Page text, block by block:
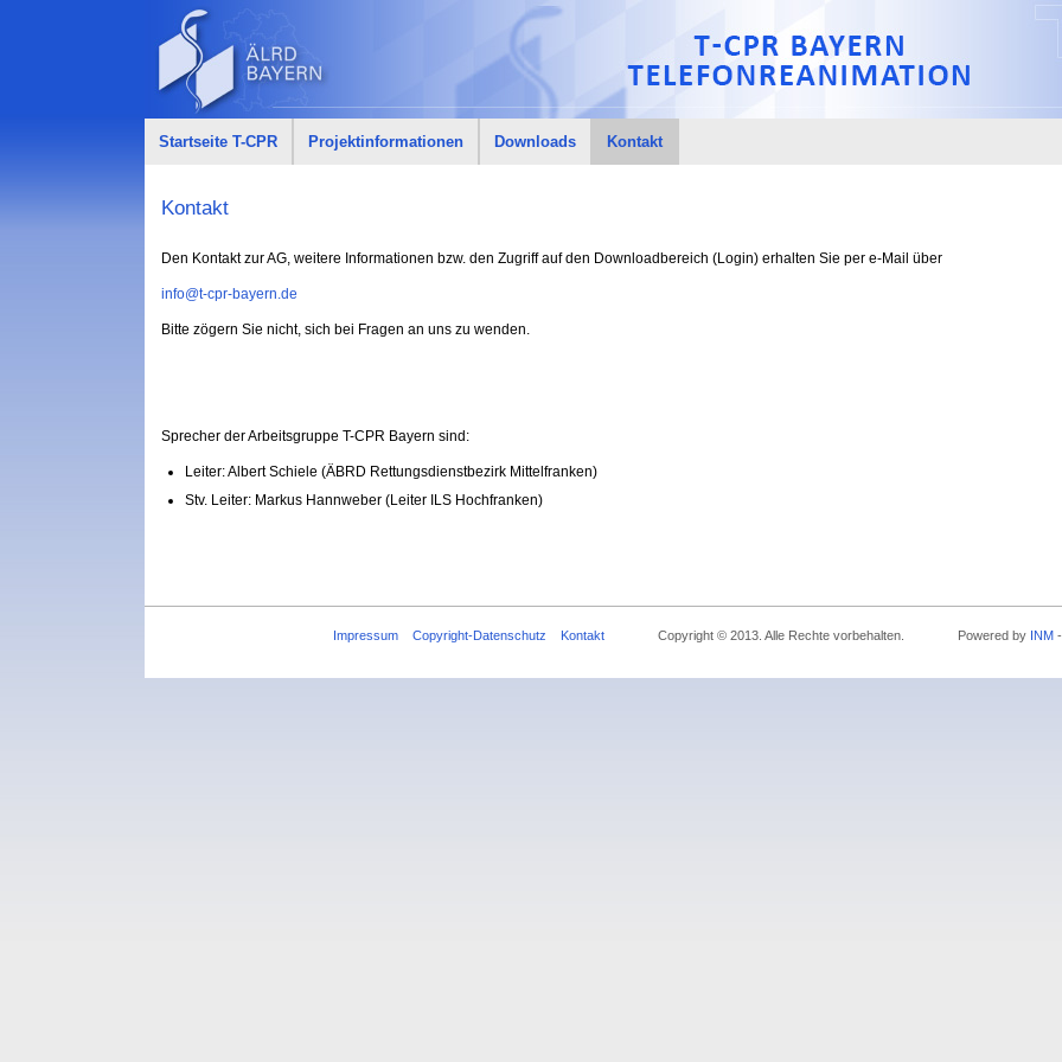
Startseite T-CPR Projektinformationen Downloads Kontakt
Kontakt
Den Kontakt zur AG, weitere Informationen bzw. den Zugriff auf den Downloadbereich (Login) erhalten Sie per e-Mailüber
info@t-cpr-bayern.de
Bitte zögern Sie nicht, sich bei Fragen an uns zu wenden.
Sprecher der Arbeitsgruppe T-CPR Bayern sind:
Leiter: Albert Schiele (ÄBRD Rettungsdienstbezirk Mittelfranken)
Stv. Leiter: Markus Hannweber (Leiter ILS Hochfranken)
Impressum Copyright-Datenschutz KontaktCopyright © 2013. Alle Rechte vorbehalten. Powered by INM-